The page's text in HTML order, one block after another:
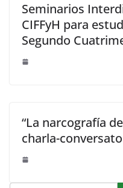
Seminarios
CIFFyH para
Segundo
“La narcografía
charla-